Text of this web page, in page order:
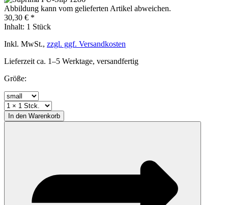
Abbildung kann vom gelieferten Artikel abweichen.
30,30 € *
Inhalt: 1 Stück
Inkl. MwSt., zzgl. ggf. Versandkosten
Lieferzeit ca. 1–5 Werktage, versandfertig
Größe:
In den Warenkorb